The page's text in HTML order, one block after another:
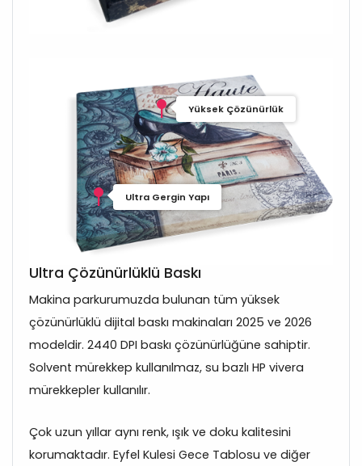
Yüksek Çözünürlük
Ultra Gergin Yapı
Ultra Çözünürlüklü Baskı
Makina parkurumuzda bulunan tüm yüksek
çözünürlüklü dijital baskı makinaları 2025 ve 2026
modeldir. 2440 DPI baskı çözünürlüğüne sahiptir.
Solvent mürekkep kullanılmaz, su bazlı HP vivera
mürekkepler kullanılır.
Çok uzun yıllar aynı renk, ışık ve doku kalitesini
korumaktadır. Eyfel Kulesi Gece Tablosu ve diğer